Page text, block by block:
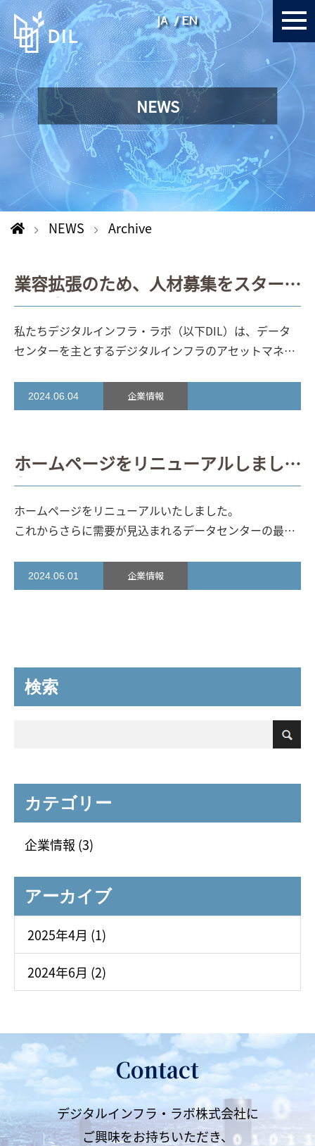
JA EN
NEWS
NEWS Archive
業容拡張のため、人材募集をスタート
します。
私たちデジタルインフラ・ラボ（以下DIL）は、データ
センターを主とするデジタルインフラのアセットマネジ
のチームとして推進していくプロフェッショナル人材を
募集します。 募集ポスト・求める職務経験 〈管理職：経
している方。 または、管理部門全体の実務責任者として
の経験が５年以上ある方。◆アセットマネジメント業務
責任者投資にかかるアンダーライティング及びデューデ
リジェンス、投資期間中のレポーティング、投資家、レ
有し、リーダー職として５年以上の経験がある方。 ※エ
クセル上級の知識が必須◆投資営業責任者金融機関、
ー業界に直接または間接的に携わった経験が必須 〈専門
職：実務担当者〉：若干名 ◆上記の全部または一部の経
験・知識等を有する方で当社の業務に興味をお持ちの
設計事務所、ゼネコン等で、
データセンターや物流施設の設計経験10年以上を有する
格者が望ましい。 給与 スキル、経験、現在の収入に応じ
て柔軟に決定します。
欄、若しくはinfo@di-lab.bizのメールでお問い合わせ
ください。 後日担当者より、ご連絡申し上げます。
2024.06.04 企業情報
ホームページをリニューアルしまし
た。
ホームページをリニューアルいたしました。
これからさらに需要が見込まれるデータセンターの最新
す。
引き続きデジタルインフラ・ラボをよろしくお願いいた
2024.06.01 企業情報
検索
カテゴリー
企業情報 (3)
アーカイブ
2025年4月 (1)
2024年6月 (2)
Contact
デジタルインフラ・ラボ株式会社に
ご興味をお持ちいただき、